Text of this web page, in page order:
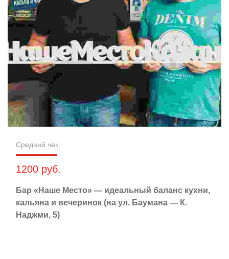
Средний чек
1200 руб.
Бар «Наше Место» — идеальный баланс кухни,
кальяна и вечеринок (на ул. Баумана — К.
Наджми, 5)